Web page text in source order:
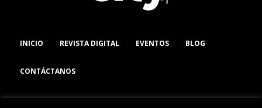
INICIO REVISTA DIGITAL EVENTOS BLOG
CONTÁCTANOS